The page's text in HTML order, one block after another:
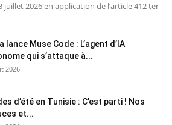
juillet 2026 en application de l’article 412 ter
lance Muse Code : L’agent d’IA
qui s’attaque à...
2026
d’été en Tunisie : C’est parti ! Nos
et...